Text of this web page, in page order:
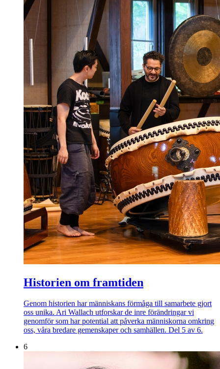
Historien om framtiden
Genom historien har människans förmåga till samarbete gjort
oss unika. Ari Wallach utforskar de inre förändringar vi
genomför som har potential att påverka människorna omkring
oss, våra bredare gemenskaper och samhällen. Del 5 av 6.
6